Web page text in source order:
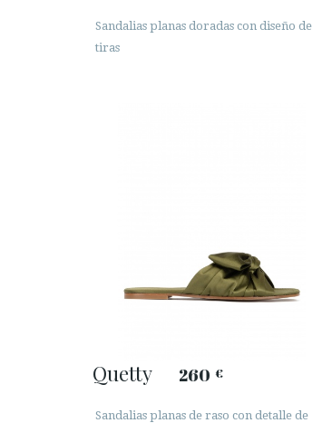
Sandalias planas doradas con diseño de
tiras
Quetty 260 €
Sandalias planas de raso con detalle de